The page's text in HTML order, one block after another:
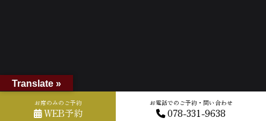
お席のみのご予約
WEB予約
お電話でのご予約・問い合わせ
078-331-9638
Translate »